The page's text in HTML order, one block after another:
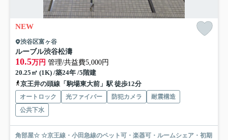
NEW
渋谷区富ヶ谷
ルーブル渋谷松濤
10.5万円 管理/共益費5,000円
20.25㎡ (1K) /築24年 /5階建
京王井の頭線「駒場東大前」駅 徒歩12分
オートロック 光ファイバー 防犯カメラ
耐震構造
公共下水
角部屋☆ ☆京王線・小田急線のペット可・楽器可・ルームシェア・初期